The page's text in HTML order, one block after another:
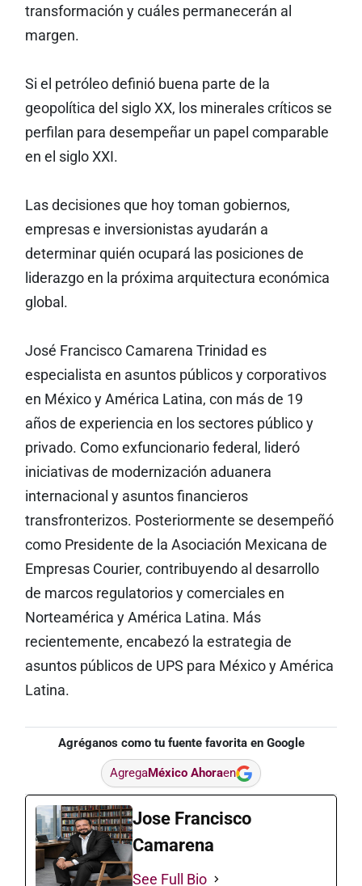
transformación y cuáles permanecerán al
margen.
Si el petróleo definió buena parte de la
geopolítica del siglo XX, los minerales críticos se
perfilan para desempeñar un papel comparable
en el siglo XXI.
Las decisiones que hoy toman gobiernos,
empresas e inversionistas ayudarán a
determinar quién ocupará las posiciones de
liderazgo en la próxima arquitectura económica
global.
José Francisco Camarena Trinidad es
especialista en asuntos públicos y corporativos
en México y América Latina, con más de 19
años de experiencia en los sectores público y
privado. Como exfuncionario federal, lideró
iniciativas de modernización aduanera
internacional y asuntos financieros
transfronterizos. Posteriormente se desempeñó
como Presidente de la Asociación Mexicana de
Empresas Courier, contribuyendo al desarrollo
de marcos regulatorios y comerciales en
Norteamérica y América Latina. Más
recientemente, encabezó la estrategia de
asuntos públicos de UPS para México y América
Latina.
Agréganos como tu fuente favorita en Google
AgregaMéxico Ahoraen
Jose Francisco
Camarena
See Full Bio